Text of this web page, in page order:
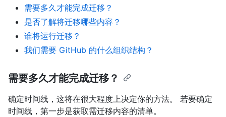
需要多久才能完成迁移？
是否了解将迁移哪些内容？
谁将运行迁移？
我们需要 GitHub 的什么组织结构？
需要多久才能完成迁移？
确定时间线，这将在很大程度上决定你的方法。 若要确定
时间线，第一步是获取需迁移内容的清单。